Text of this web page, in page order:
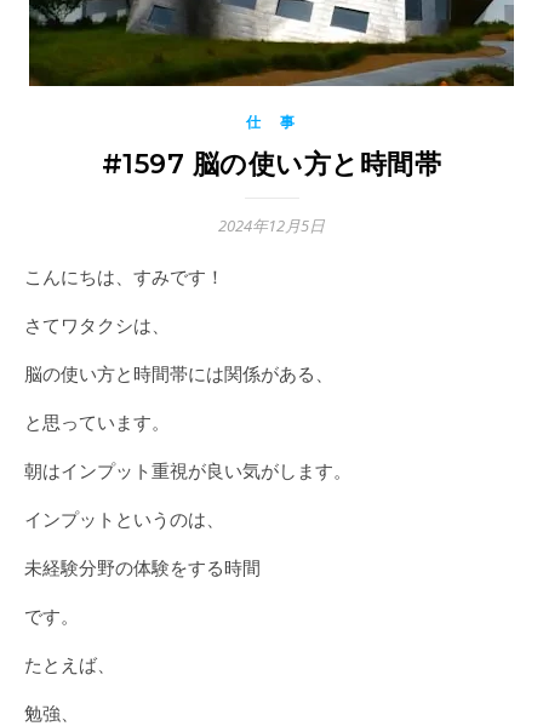
仕 事
#1597 脳の使い方と時間帯
2024年12月5日
こんにちは、すみです！
さてワタクシは、
脳の使い方と時間帯には関係がある、
と思っています。
朝はインプット重視が良い気がします。
インプットというのは、
未経験分野の体験をする時間
です。
たとえば、
勉強、